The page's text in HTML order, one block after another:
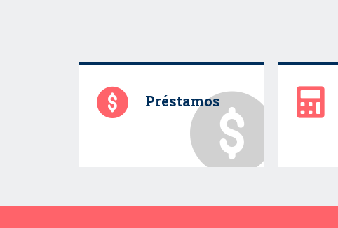
Préstamos